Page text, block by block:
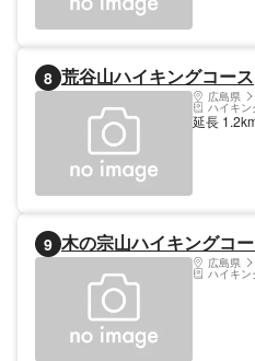
8 荒谷山ハイキングコース
広島県
ハイキン
延長
9 木の宗山ハイキングコ
広島県
ハイキン